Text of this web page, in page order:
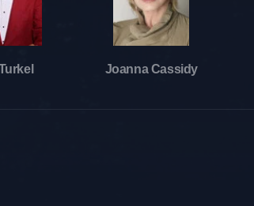
Joanna Cassidy